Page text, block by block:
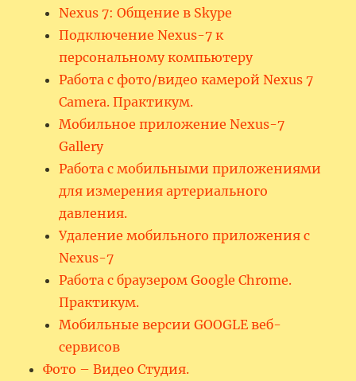
Nexus 7: Общение в Skype
Подключение Nexus-7 к
персональному компьютеру
Работа с фото/видео камерой Nexus 7
Camera. Практикум.
Мобильное приложение Nexus-7
Gallery
Работа с мобильными приложениями
для измерения артериального
давления.
Удаление мобильного приложения с
Nexus-7
Работа с браузером Google Chrome.
Практикум.
Мобильные версии GOOGLE веб-
сервисов
Фото – Видео Студия.